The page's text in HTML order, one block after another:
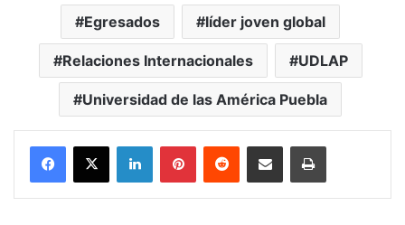
Egresados líder joven global
Relaciones Internacionales UDLAP
Universidad de las América Puebla
LinkedInPinterestReddit Share via Email Print